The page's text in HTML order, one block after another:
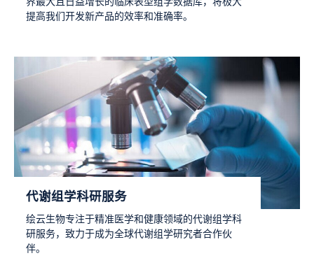
提高我们开发新产品的效率和准确率。
代谢组学科研服务
绘云生物专注于精准医学和健康领域的代谢组学科
研服务，致力于成为全球代谢组学研究者合作伙
伴。